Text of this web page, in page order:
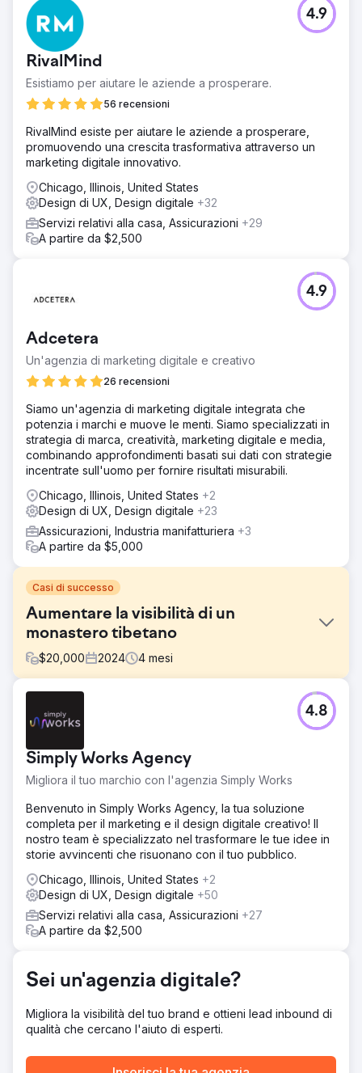
RivalMind
Esistiamo per aiutare le aziende a prosperare.
56 recensioni
4.9
RivalMind esiste per aiutare le aziende a prosperare,
promuovendo una crescita trasformativa attraverso un
marketing digitale innovativo.
Chicago, Illinois, United States
Design di UX, Design digitale +32
Servizi relativi alla casa, Assicurazioni +29
A partire da $2,500
Adcetera
Un'agenzia di marketing digitale e creativo
26 recensioni
4.9
Siamo un'agenzia di marketing digitale integrata che
potenzia i marchi e muove le menti. Siamo specializzati in
strategia di marca, creatività, marketing digitale e media,
combinando approfondimenti basati sui dati con strategie
incentrate sull'uomo per fornire risultati misurabili.
Chicago, Illinois, United States +2
Design di UX, Design digitale +23
Assicurazioni, Industria manifatturiera +3
A partire da $5,000
Casi di successo
Aumentare la visibilità di un
monastero tibetano
$20,000 2024 4 mesi
Migrazione di un sito web già esistente da Blogspot a
WordPress senza compromettere la visibilità sui motori di
ricerca, il traffico o il valore dell'URL, sostituendo al
contempo il vecchio sito con un design completamente
personalizzato.
Soluzione
Abbiamo progettato e realizzato un sito web WordPress
su misura, per poi migrare con cura i contenuti esistenti
del cliente su Blogspot, preservandone struttura, visibilità
e continuità. Gli URL esistenti sono stati mantenuti ove
possibile, implementando reindirizzamenti 301 precisi
laddove necessario. Abbiamo inoltre sviluppato un flusso
di lavoro di traduzione basato sull'intelligenza artificiale,
offrendo al cliente una soluzione scalabile per la
pubblicazione di contenuti multilingue in un ampio numero
Risultato
Il sito web riprogettato ha permesso al cliente di
registrare oltre 1 milione di visualizzazioni e di aumentare i
clic mensili da circa 10.000 a circa 30.000. Oltre al
cliente ha ricevuto feedback positivi dagli utenti sul
Simply Works Agency
Migliora il tuo marchio con l'agenzia Simply Works
4.8
Benvenuto in Simply Works Agency, la tua soluzione
completa per il marketing e il design digitale creativo! Il
nostro team è specializzato nel trasformare le tue idee in
storie avvincenti che risuonano con il tuo pubblico.
Chicago, Illinois, United States +2
Design di UX, Design digitale +50
Servizi relativi alla casa, Assicurazioni +27
A partire da $2,500
Sei un'agenzia digitale?
Migliora la visibilità del tuo brand e ottieni lead inbound di
qualità che cercano l'aiuto di esperti.